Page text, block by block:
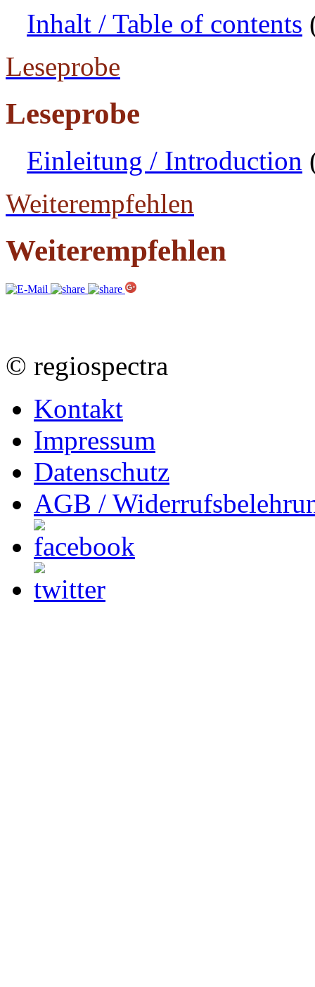
Inhalt / Table of contents
Leseprobe
Leseprobe
Einleitung / Introduction
Weiterempfehlen
Weiterempfehlen
© regiospectra
Kontakt
Impressum
Datenschutz
AGB /